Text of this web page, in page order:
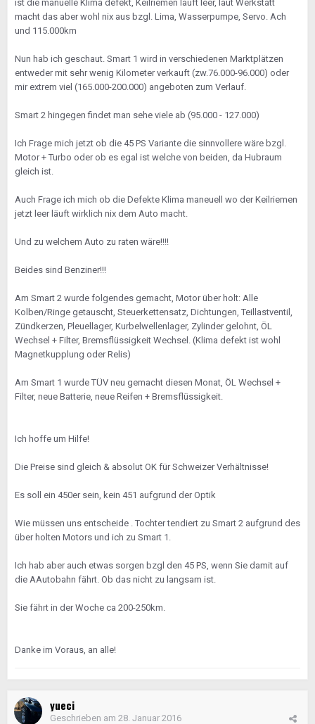
ist die manuelle Klima defekt, Keilriemen läuft leer, laut Werkstatt
macht das aber wohl nix aus bzgl. Lima, Wasserpumpe, Servo. Ach
und 115.000km
Nun hab ich geschaut. Smart 1 wird in verschiedenen Marktplätzen
entweder mit sehr wenig Kilometer verkauft (zw.76.000-96.000) oder
mir extrem viel (165.000-200.000) angeboten zum Verlauf.
Smart 2 hingegen findet man sehe viele ab (95.000 - 127.000)
Ich Frage mich jetzt ob die 45 PS Variante die sinnvollere wäre bzgl.
Motor + Turbo oder ob es egal ist welche von beiden, da Hubraum
gleich ist.
Auch Frage ich mich ob die Defekte Klima maneuell wo der Keilriemen
jetzt leer läuft wirklich nix dem Auto macht.
Und zu welchem Auto zu raten wäre!!!!
Beides sind Benziner!!!
Am Smart 2 wurde folgendes gemacht, Motor über holt: Alle
Kolben/Ringe getauscht, Steuerkettensatz, Dichtungen, Teillastventil,
Zündkerzen, Pleuellager, Kurbelwellenlager, Zylinder gelohnt, ÖL
Wechsel + Filter, Bremsflüssigkeit Wechsel. (Klima defekt ist wohl
Magnetkupplung oder Relis)
Am Smart 1 wurde TÜV neu gemacht diesen Monat, ÖL Wechsel +
Filter, neue Batterie, neue Reifen + Bremsflüssigkeit.
Ich hoffe um Hilfe!
Die Preise sind gleich & absolut OK für Schweizer Verhältnisse!
Es soll ein 450er sein, kein 451 aufgrund der Optik
Wie müssen uns entscheide . Tochter tendiert zu Smart 2 aufgrund des
über holten Motors und ich zu Smart 1.
Ich hab aber auch etwas sorgen bzgl den 45 PS, wenn Sie damit auf
die AAutobahn fährt. Ob das nicht zu langsam ist.
Sie fährt in der Woche ca 200-250km.
Danke im Voraus, an alle!
yueci
Geschrieben am 28. Januar 2016